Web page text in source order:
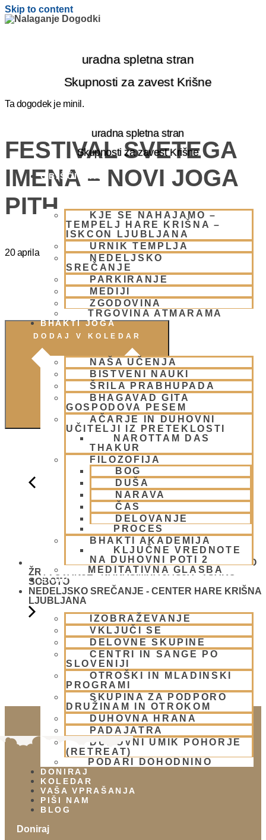
Skip to content
uradna spletna stran
Skupnosti za zavest Krišne
uradna spletna stran
Skupnosti za zavest Krišne
OBIŠČI NAS
KJE SE NAHAJAMO –
TEMPELJ HARE KRIŠNA –
ISKCON LJUBLJANA
URNIK TEMPLJA
NEDELJSKO
SREČANJE
PARKIRANJE
MEDIJI
ZGODOVINA
TRGOVINA ATMARAMA
BHAKTI JOGA
NAŠA UČENJA
BISTVENI NAUKI
ŠRILA PRABHUPADA
BHAGAVAD GITA
GOSPODOVA PESEM
AČARJE IN DUHOVNI
UČITELJI IZ PRETEKLOSTI
NAROTTAM DAS
THAKUR
FILOZOFIJA
BOG
DUŠA
NARAVA
ČAS
DELOVANJE
PROCES
BHAKTI AKADEMIJA
KLJUČNE VREDNOTE
NA DUHOVNI POTI 2
MEDITATIVNA GLASBA
SKUPNOST
IZOBRAŽEVANJE
VKLJUČI SE
DELOVNE SKUPINE
CENTRI IN SANGE PO
SLOVENIJI
OTROŠKI IN MLADINSKI
PROGRAMI
SKUPINA ZA PODPORO
DRUŽINAM IN OTROKOM
DUHOVNA HRANA
PADAJATRA
DUHOVNI UMIK POHORJE
(RETREAT)
PODARI DOHODNINO
DONIRAJ
KOLEDAR
VAŠA VPRAŠANJA
PIŠI NAM
BLOG
Ta dogodek je minil.
FESTIVAL SVETEGA
IMENA – NOVI JOGA
PITH
20 aprila 8:00 -20:00
OGNJENO
ŽRTVOVANJE - NARASIMHA JAGJA - VSAKO
SOBOTO
NEDELJSKO SREČANJE - CENTER HARE KRIŠNA
LJUBLJANA
Doniraj